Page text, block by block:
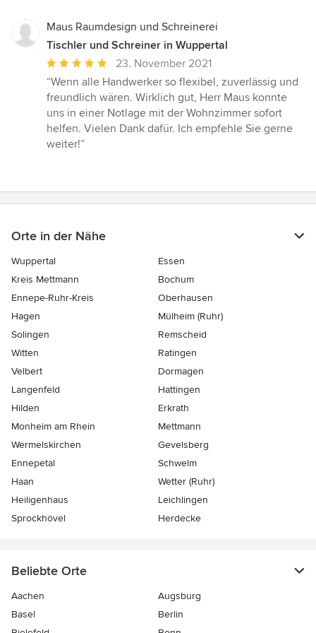
Maus Raumdesign und Schreinerei
Tischler und Schreiner in Wuppertal
Durchschnittliche
Bewertung:
5
von
5
Sternen
23. November 2021
“Wenn alle Handwerker so flexibel, zuverlässig und
freundlich wären. Wirklich gut, Herr Maus konnte
uns in einer Notlage mit der Wohnzimmer sofort
helfen. Vielen Dank dafür. Ich empfehle Sie gerne
weiter!”
Orte in der Nähe
Wuppertal
Essen
Kreis Mettmann
Bochum
Ennepe-Ruhr-Kreis
Oberhausen
Hagen
Mülheim (Ruhr)
Solingen
Remscheid
Witten
Ratingen
Velbert
Dormagen
Langenfeld
Hattingen
Hilden
Erkrath
Monheim am Rhein
Mettmann
Wermelskirchen
Gevelsberg
Ennepetal
Schwelm
Haan
Wetter (Ruhr)
Heiligenhaus
Leichlingen
Sprockhövel
Herdecke
Beliebte Orte
Aachen
Augsburg
Basel
Berlin